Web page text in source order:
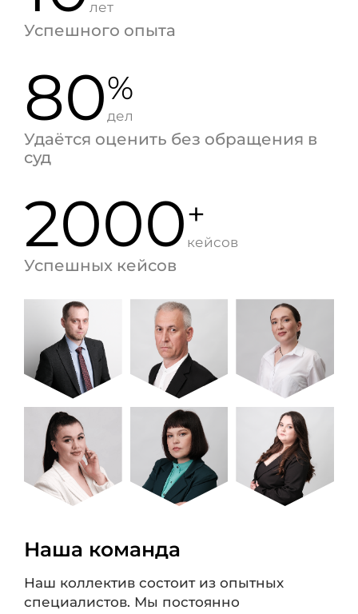
лет
Успешного опыта
80%
дел
Удаётся оценить без обращения в
суд
2000+
кейсов
Успешных кейсов
Наша команда
Наш коллектив состоит из опытных
специалистов. Мы постоянно